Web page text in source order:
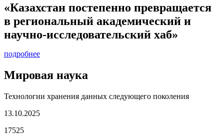
«Казахстан постепенно превращается
в региональный академический и
научно-исследовательский хаб»
подробнее
Мировая наука
Технологии хранения данных следующего поколения
13.10.2025
17525